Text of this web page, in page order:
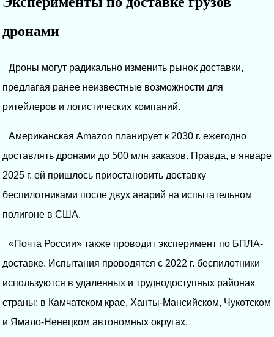
дронами
Дроны могут радикально изменить рынок доставки,
предлагая ранее неизвестные возможности для
ритейлеров и логистических компаний.
Американская Amazon планирует к 2030 г. ежегодно
доставлять дронами до 500 млн заказов. Правда, в январе
2025 г. ей пришлось приостановить доставку
беспилотниками после двух аварий на испытательном
полигоне в США.
«Почта России» также проводит эксперимент по БПЛА-
доставке. Испытания проводятся с 2022 г. беспилотники
используются в удаленных и труднодоступных районах
страны: в Камчатском крае, Ханты-Мансийском, Чукотском
и Ямало-Ненецком автономных округах.